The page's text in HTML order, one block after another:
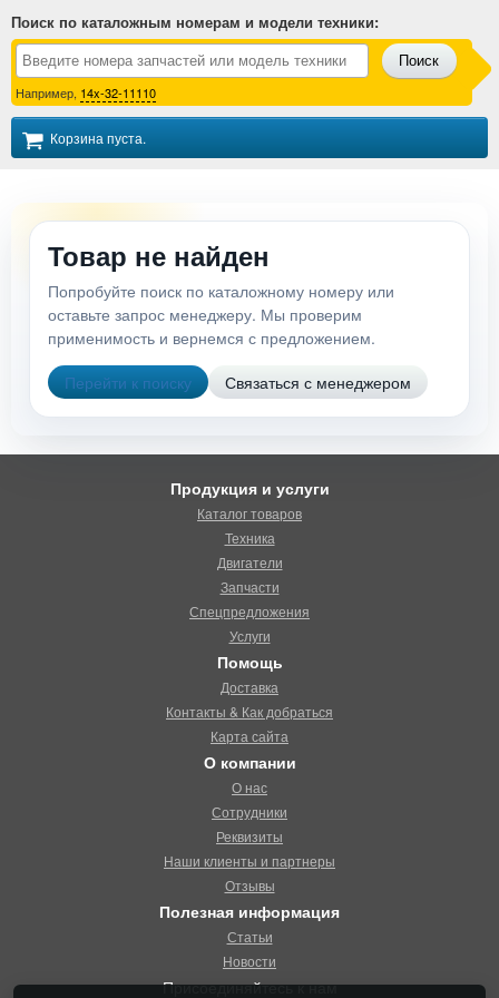
Поиск по каталожным номерам и модели техники:
Поиск
Например, 14x-32-11110
Корзина пуста.
Товар не найден
Попробуйте поиск по каталожному номеру или
оставьте запрос менеджеру. Мы проверим
применимость и вернемся с предложением.
Перейти к поиску
Связаться с менеджером
Продукция и услуги
Каталог товаров
Техника
Двигатели
Запчасти
Спецпредложения
Услуги
Помощь
Доставка
Контакты & Как добраться
Карта сайта
О компании
О нас
Сотрудники
Реквизиты
Наши клиенты и партнеры
Отзывы
Полезная информация
Статьи
Новости
Присоединяйтесь к нам